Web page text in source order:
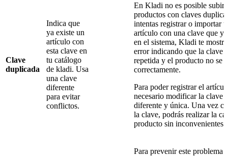
Clave
duplicada
Indica que
ya existe un
artículo con
esta clave en
tu catálogo
de kladi. Usa
una clave
diferente
para evitar
conflictos.
En Kladi no es posible subir
productos con claves
intentas registrar o importar
artículo con una clave que
en el sistema, Kladi te
error indicando que la clave
repetida y el producto no se
correctamente.
Para poder registrar el
necesario modificar la clave
diferente y única. Una vez
la clave, podrás realizar la
producto sin inconvenientes.
Para prevenir este problema